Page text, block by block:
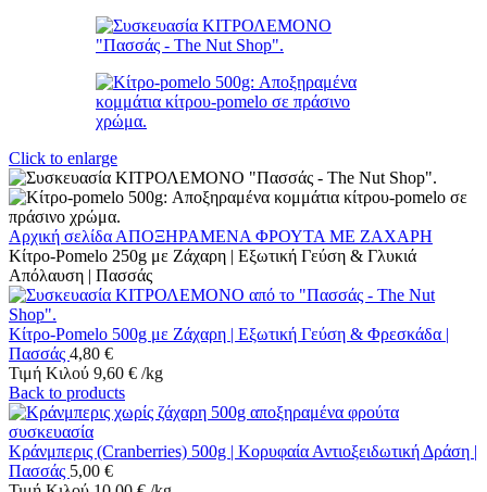
Click to enlarge
Αρχική σελίδαΑΠΟΞΗΡΑΜΕΝΑ ΦΡΟΥΤΑ ΜΕ ΖΑΧΑΡΗ
Κίτρο-Pomelo 250g με Ζάχαρη | Εξωτική Γεύση & Γλυκιά
Απόλαυση | Πασσάς
Κίτρο-Pomelo 500g με Ζάχαρη | Εξωτική Γεύση & Φρεσκάδα |
Πασσάς 4,80 €
Τιμή Κιλού 9,60 € /kg
Back to products
Κράνμπερις (Cranberries) 500g | Κορυφαία Αντιοξειδωτική Δράση |
Πασσάς 5,00 €